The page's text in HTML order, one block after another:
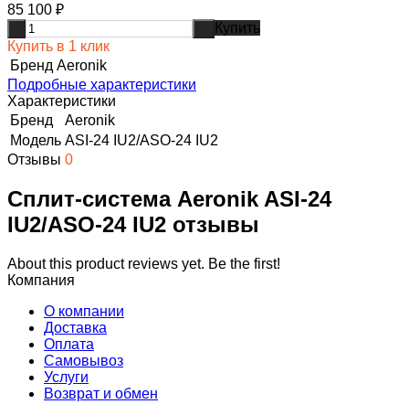
85 100 ₽
Купить
Купить в 1 клик
Бренд Aeronik
Подробные характеристики
Характеристики
Бренд
Aeronik
Модель ASI-24 IU2/ASO-24 IU2
Отзывы 0
Сплит-система Aeronik ASI-24
IU2/ASO-24 IU2 отзывы
About this product reviews yet. Be the first!
Компания
О компании
Доставка
Оплата
Самовывоз
Услуги
Возврат и обмен